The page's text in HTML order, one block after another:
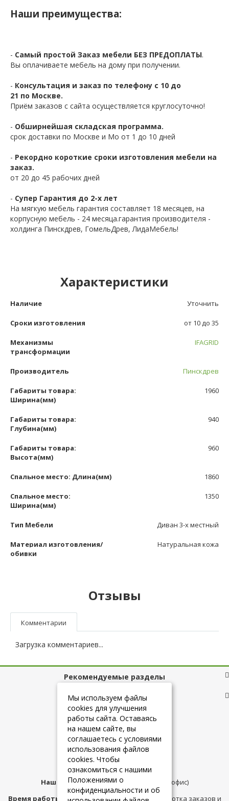
Наши преимущества:
- Самый простой Заказ мебели БЕЗ ПРЕДОПЛАТЫ.
Вы оплачиваете мебель на дому при получении.
- Консультация и заказ по телефону с 10 до
21 по Москве.
Приём заказов с сайта осуществляется круглосуточно!
- Обширнейшая складская программа.
срок доставки по Москве и Мо от 1 до 10 дней
- Рекордно короткие сроки изготовления мебели на
заказ.
от 20 до 45 рабочих дней
- Супер Гарантия до 2-х лет
На мягкую мебель гарантия составляет 18 месяцев, на
корпусную мебель - 24 месяца.гарантия производителя -
холдинга Пинскдрев, ГомельДрев, ЛидаМебель!
Характеристики
Наличие Уточнить
Сроки изготовления от 10 до 35
Механизмы
трансформации
IFAGRID
Производитель Пинскдрев
Габариты товара:
Ширина(мм)
1960
Габариты товара:
Глубина(мм)
940
Габариты товара:
Высота(мм)
960
Спальное место: Длина(мм) 1860
Спальное место:
Ширина(мм)
1350
Тип Мебели Диван 3-х местный
Материал изготовления/
обивки
Натуральная кожа
Отзывы
Комментарии
Загрузка комментариев...
Рекомендуемые разделы
Полезные ссылки
+7 (925) 084-10-60
Наш адрес:Москва,ул.Плещеева д.12 (офис)
Время работы магазина:с 10:00 до 21:00 (обработка заказов и
Мы используем файлы
cookies для улучшения
работы сайта. Оставаясь
на нашем сайте, вы
соглашаетесь с условиями
использования файлов
cookies. Чтобы
ознакомиться с нашими
Положениями о
конфиденциальности и об